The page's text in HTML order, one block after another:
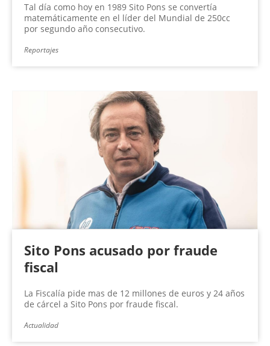
Tal día como hoy en 1989 Sito Pons se convertía
matemáticamente en el líder del Mundial de 250cc
por segundo año consecutivo.
Reportajes
Sito Pons acusado por fraude
fiscal
La Fiscalía pide mas de 12 millones de euros y 24 años
de cárcel a Sito Pons por fraude fiscal.
Actualidad